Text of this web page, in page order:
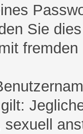
Sie
sexuell